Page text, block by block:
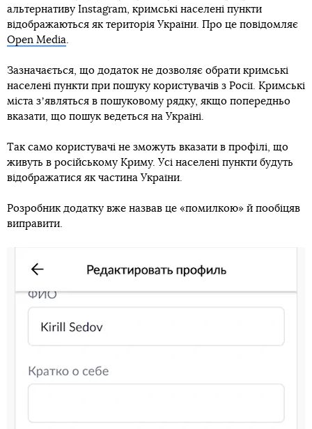
альтернативу Instagram, кримські населені пункти
відображаються як територія України. Про це повідомляє
Open Media.
Зазначається, що додаток не дозволяє обрати кримські
населені пункти при пошуку користувачів з Росії. Кримські
міста зʼявляться в пошуковому рядку, якщо попередньо
вказати, що пошук ведеться на Україні.
Так само користувачі не зможуть вказати в профілі, що
живуть в російському Криму. Усі населені пункти будуть
відображатися як частина України.
Розробник додатку вже назвав це «помилкою» й пообіцяв
виправити.